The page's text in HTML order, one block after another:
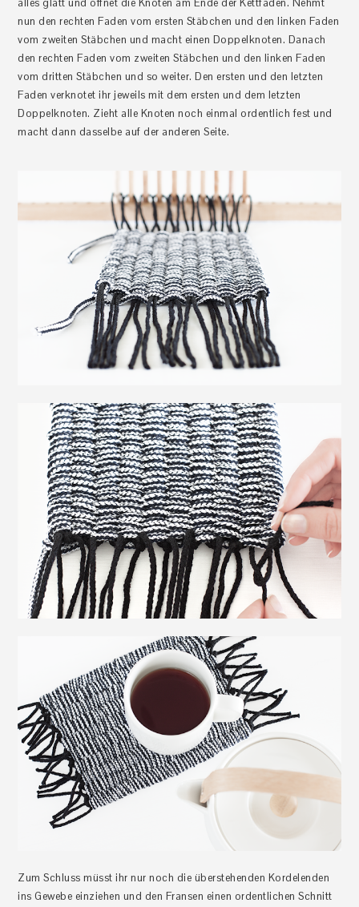
alles glatt und öffnet die Knoten am Ende der Kettfäden. Nehmt
nun den rechten Faden vom ersten Stäbchen und den linken Faden
vom zweiten Stäbchen und macht einen Doppelknoten. Danach
den rechten Faden vom zweiten Stäbchen und den linken Faden
vom dritten Stäbchen und so weiter. Den ersten und den letzten
Faden verknotet ihr jeweils mit dem ersten und dem letzten
Doppelknoten. Zieht alle Knoten noch einmal ordentlich fest und
macht dann dasselbe auf der anderen Seite.
Zum Schluss müsst ihr nur noch die überstehenden Kordelenden
ins Gewebe einziehen und den Fransen einen ordentlichen Schnitt